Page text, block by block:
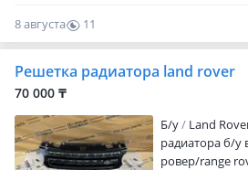
8 августа
11
0
Решетка радиатора land rover
70 000 ₸
Б/y Land
радиатора б/у
ровер/range